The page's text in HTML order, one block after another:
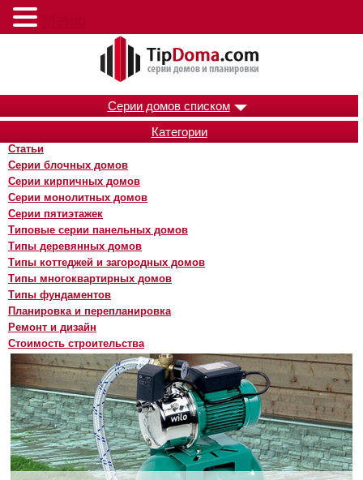
Серии домов списком
Категории
Статьи
Серии блочных домов
Серии кирпичных домов
Серии монолитных домов
Серии пятиэтажек
Типовые серии панельных домов
Типы деревянных домов
Типы коттеджей и загородных домов
Типы многоквартирных домов
Типы фундаментов
Планировка и перепланировка
Ремонт и дизайн
Стоимость строительства